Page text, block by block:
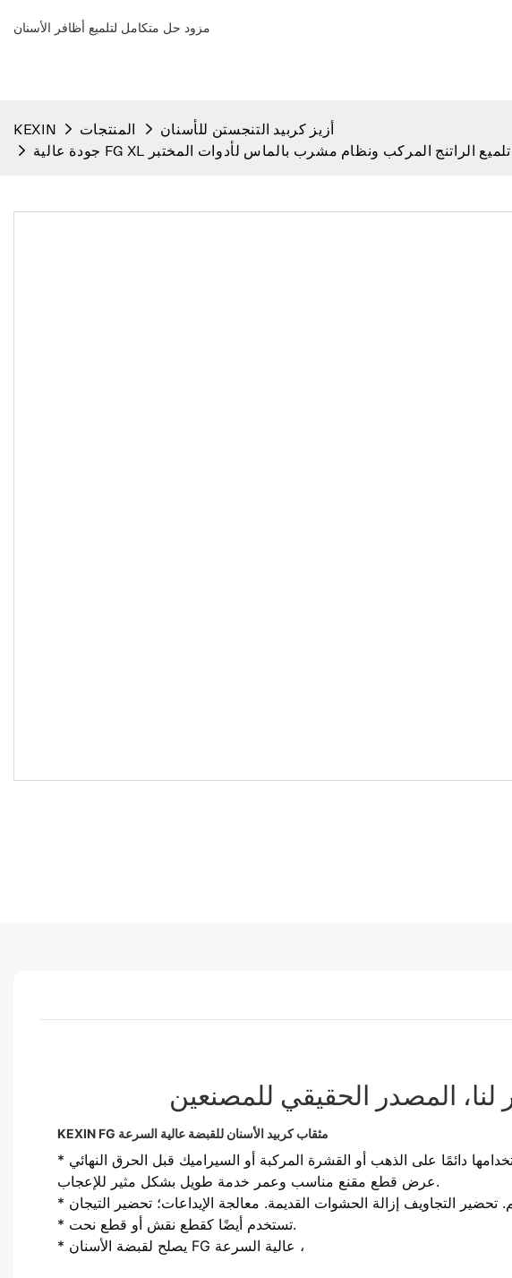
مزود حل متكامل لتلميع أظافر الأسنان
KEXIN المنتجات
أزيز كربيد التنجستن للأسنان
لنا، المصدر الحقيقي للمصنعين
KEXIN FG مثقاب كربيد الأسنان للقبضة عالية السرعة
دائمًا على الذهب أو القشرة المركبة أو السيراميك قبل الحرق النهائي
عرض قطع مقنع مناسب وعمر خدمة طويل بشكل مثير للإعجاب.
تحضير التجاويف إزالة الحشوات القديمة. معالجة الإيداعات؛ تحضير التيجان
* تستخدم أيضًا كقطع نقش أو قطع نحت.
* يصلح لقبضة الأسنان FG عالية السرعة ،